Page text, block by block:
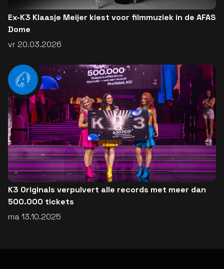
Ex-K3 Klaasje Meijer kiest voor filmmuziek in de AFAS
Dome
vr 20.03.2026
K3 Originals verpulvert alle records met meer dan
500.000 tickets
ma 13.10.2025